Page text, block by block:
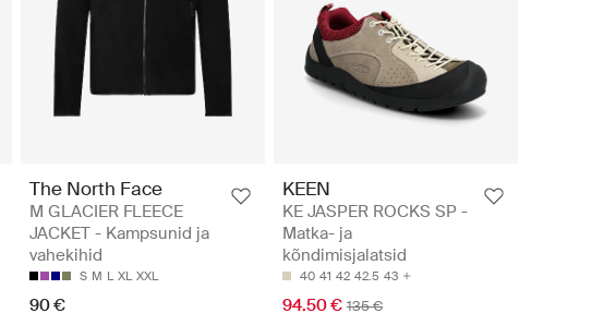
The North Face
M GLACIER FLEECE
JACKET - Kampsunid ja
vahekihid
S M L XL XXL
90 €
KEEN
KE JASPER ROCKS SP -
Matka- ja
kõndimisjalatsid
40 41 42 42.5 43
94.50 € 135 €